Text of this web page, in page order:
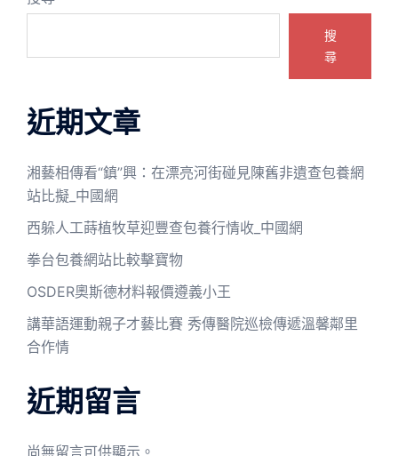
搜
尋
近期文章
湘藝相傳看“鎮”興：在漂亮河街碰見陳舊非遺查包養網
站比擬_中國網
西躲人工蒔植牧草迎豐查包養行情收_中國網
拳台包養網站比較擊寶物
OSDER奧斯德材料報價遵義小王
講華語運動親子才藝比賽 秀傳醫院巡檢傳遞溫馨鄰里
合作情
近期留言
尚無留言可供顯示。